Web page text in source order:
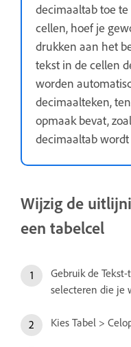
decimaaltab toe
cellen, hoef je
drukken aan het
tekst in de cellen
worden
decimaalteken,
opmaak bevat,
decimaaltab
Wijzig de
een tabelcel
Gebruik de Tekst-
selecteren die je
Kies Tabel >